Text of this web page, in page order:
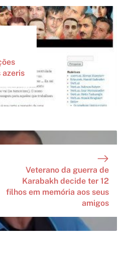
azeris
Veterano da guerra de
Karabakh decide ter 12
filhos em memória aos seus
amigos